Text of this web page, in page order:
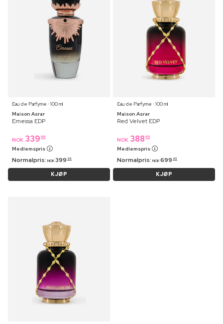
Eau de Parfyme ⋅ 100 ml
Maison Asrar
Emessa EDP
NOK 339 95
Medlemspris
Normalpris: NOK 399 95
KJØP
Eau de Parfyme ⋅ 100 ml
Maison Asrar
Red Velvet EDP
NOK 388 95
Medlemspris
Normalpris: NOK 699 95
KJØP